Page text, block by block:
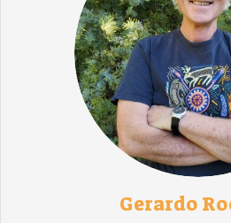
Gerardo